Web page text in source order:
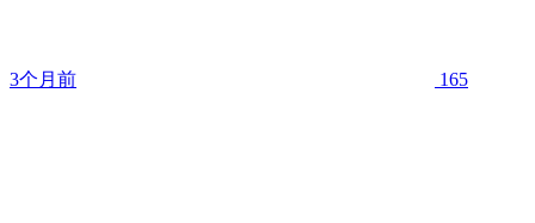
3个月前 165